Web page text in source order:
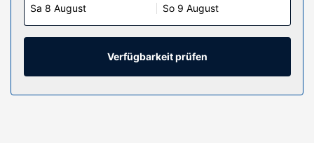
Sa 8 August So 9 August
Verfügbarkeit prüfen